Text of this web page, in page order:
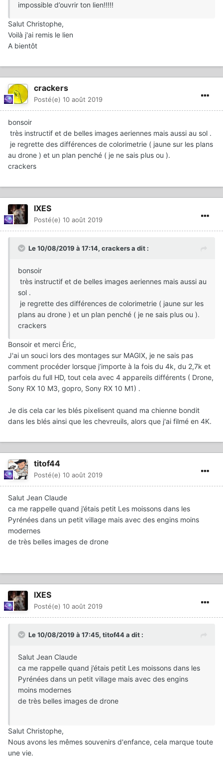
impossible d’ouvrir ton lien!!!!!
Salut Christophe,
Voilà j'ai remis le lien
A bientôt
crackers
Posté(e) 10 août 2019
bonsoir
très instructif et de belles images aeriennes mais aussi au sol .
je regrette des différences de colorimetrie ( jaune sur les plans
au drone ) et un plan penché ( je ne sais plus ou ).
crackers
IXES
Posté(e) 10 août 2019
Le 10/08/2019 à 17:14, crackersa dit :
bonsoir
très instructif et de belles images aeriennes mais aussi au
sol .
je regrette des différences de colorimetrie ( jaune sur les
plans au drone ) et un plan penché ( je ne sais plus ou ).
crackers
Bonsoir et merci Éric,
J'ai un souci lors des montages sur MAGIX, je ne sais pas
comment procéder lorsque j’importe à la fois du 4k, du 2,7k et
parfois du full HD, tout cela avec 4 appareils différents ( Drone,
Sony RX 10 M3, gopro, Sony RX 10 M1) .
Je dis cela car les blés pixelisent quand ma chienne bondit
dans les blés ainsi que les chevreuils, alors que j'ai filmé en 4K.
titof44
Posté(e) 10 août 2019
Salut Jean Claude
ca me rappelle quand j’étais petit Les moissons dans les
Pyrénées dans un petit village mais avec des engins moins
modernes
de très belles images de drone
IXES
Posté(e) 10 août 2019
Le 10/08/2019 à 17:45, titof44a dit :
Salut Jean Claude
ca me rappelle quand j’étais petit Les moissons dans les
Pyrénées dans un petit village mais avec des engins
moins modernes
de très belles images de drone
Salut Christophe,
Nous avons les mêmes souvenirs d'enfance, cela marque toute
une vie.